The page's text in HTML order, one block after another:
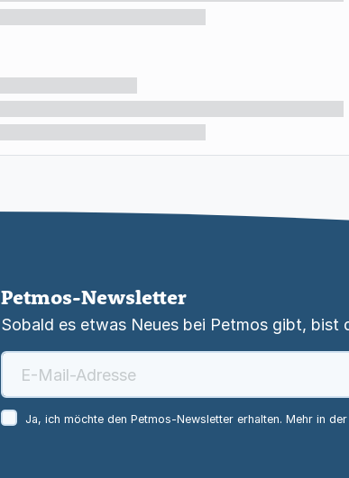
Petmos-Newsletter
Sobald es etwas Neues bei Petmos gibt, bist
Ja, ich möchte den Petmos-Newsletter erhalten. Mehr in der